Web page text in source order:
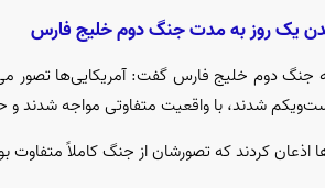
یک روز به مدت جنگ دوم خلیج فارس
شدند، با واقعیت متفاوتی مواجه شدند
اذعان کردند که تصورشان از جنگ کاملاً